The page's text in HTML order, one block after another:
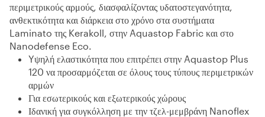
περιμετρικούς αρμούς, διασφαλίζοντας υδατοστεγανότητα,
ανθεκτικότητα και διάρκεια στο χρόνο στα συστήματα
Laminato της Kerakoll, στην Aquastop Fabric και στο
Nanodefense Eco.
Yψηλή ελαστικότητα που επιτρέπει στην Aquastop Plus
120 να προσαρμόζεται σε όλους τους τύπους περιμετρικών
αρμών
Για εσωτερικούς και εξωτερικούς χώρους
Ιδανική για συγκόλληση με την τζελ-μεμβράνη Nanoflex